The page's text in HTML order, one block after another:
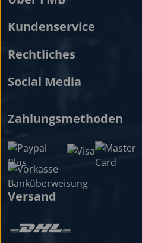
Kundenservice
Rechtliches
Social Media
Zahlungsmethoden
Versand